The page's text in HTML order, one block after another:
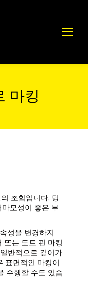
마킹
조합입니다. 텅
모성이 좋은 부
성을 변경하지
또는 도트 핀 마킹
반적으로 깊이가
표면적인 마킹이
수행할 수도 있습